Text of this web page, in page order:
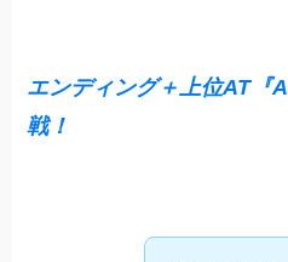
エンディング＋上位AT『
戦！